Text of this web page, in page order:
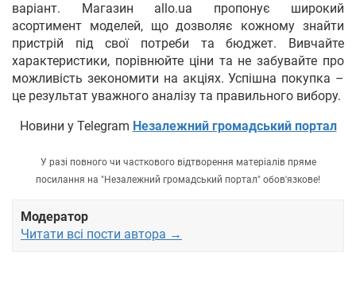
варіант. Магазин allo.ua пропонує широкий
асортимент моделей, що дозволяє кожному знайти
пристрій під свої потреби та бюджет. Вивчайте
характеристики, порівнюйте ціни та не забувайте про
можливість зекономити на акціях. Успішна покупка –
це результат уважного аналізу та правильного вибору.
Новини у Telegram Незалежний громадський портал
У разі повного чи часткового відтворення матеріалів пряме
посилання на "Незалежний громадський портал" обов'язкове!
Модератор
Читати всі пости автора →